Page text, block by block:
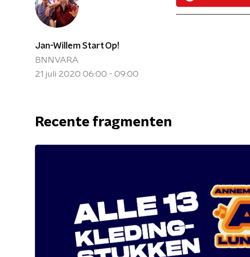
Jan-Willem Start Op!
BNNVARA
21 juli 2020 06:00 - 09:00
Recente fragmenten